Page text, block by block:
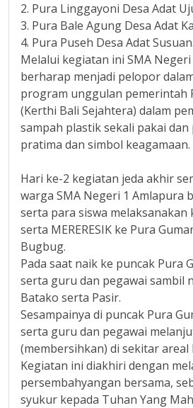
2. Pura Linggayoni Desa Adat
3. Pura Bale Agung Desa Adat
4. Pura Puseh Desa Adat Susuan.
Melalui kegiatan ini SMA
berharap menjadi pelopor
program unggulan pemerintah
(Kerthi Bali Sejahtera) dalam
sampah plastik sekali pakai
pratima dan simbol keagamaan.
Hari ke-2 kegiatan jeda akhir
warga SMA Negeri 1 Amlapura
serta para siswa melaksanakan
serta MERERESIK ke Pura
Bugbug.
Pada saat naik ke puncak Pura
serta guru dan pegawai sambil
Batako serta Pasir.
Sesampainya di puncak Pura
serta guru dan pegawai
(membersihkan) di sekitar areal
Kegiatan ini diakhiri dengan
persembahyangan bersama,
syukur kepada Tuhan Yang